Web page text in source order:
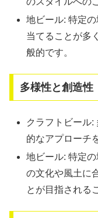
地ビール: 特定
当てることが多
般的です。
多様性と創造性
クラフトビール:
的なアプローチ
地ビール: 特定
の文化や風土に
とが目指される